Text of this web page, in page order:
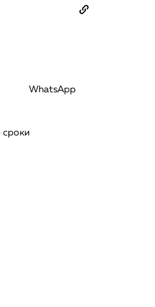
WhatsApp
сроки